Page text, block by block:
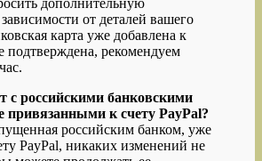
дополнительную
от деталей вашего
карта уже добавлена к
подтверждена, рекомендуем
с российскими банковскими
привязанными к счету PayPal?
российским банком, уже
PayPal, никаких изменений не